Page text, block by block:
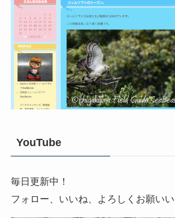
YouTube
毎日更新中！
フォロー、いいね、よろしくお願いい